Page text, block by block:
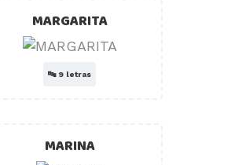
MARGARITA
🔤 9 letras
MARINA